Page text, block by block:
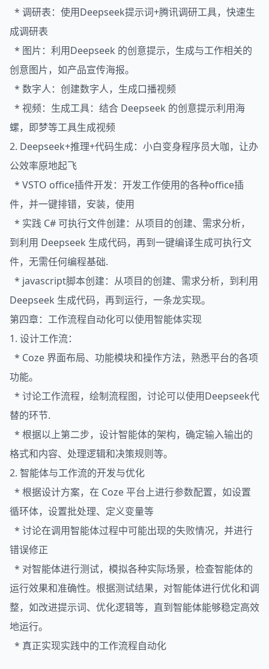
* 调研表：使用Deepseek提示词+腾讯调研工具，快速生
成调研表
* 图片：利用Deepseek 的创意提示，生成与工作相关的
创意图片，如产品宣传海报。
* 数字人：创建数字人，生成口播视频
* 视频：生成工具：结合 Deepseek 的创意提示利用海
螺，即梦等工具生成视频
2. Deepseek+推理+代码生成：小白变身程序员大咖，让办
公效率原地起飞
* VSTO office插件开发：开发工作使用的各种office插
件，并一键排错，安装，使用
* 实践 C# 可执行文件创建：从项目的创建、需求分析，
到利用 Deepseek 生成代码，再到一键编译生成可执行文
件，无需任何编程基础.
* javascript脚本创建：从项目的创建、需求分析，到利用
Deepseek 生成代码，再到运行，一条龙实现。
第四章：工作流程自动化可以使用智能体实现
1. 设计工作流：
* Coze 界面布局、功能模块和操作方法，熟悉平台的各项
功能。
* 讨论工作流程，绘制流程图，讨论可以使用Deepseek代
替的环节.
* 根据以上第二步，设计智能体的架构，确定输入输出的
格式和内容、处理逻辑和决策规则等。
2. 智能体与工作流的开发与优化
* 根据设计方案，在 Coze 平台上进行参数配置，如设置
循环体，设置批处理、定义变量等
* 讨论在调用智能体过程中可能出现的失败情况，并进行
错误修正
* 对智能体进行测试，模拟各种实际场景，检查智能体的
运行效果和准确性。根据测试结果，对智能体进行优化和调
整，如改进提示词、优化逻辑等，直到智能体能够稳定高效
地运行。
* 真正实现实践中的工作流程自动化